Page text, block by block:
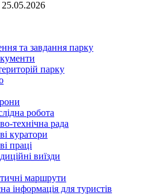
25.05.2026
та завдання парку
парку
робота
технічна рада
куратори
праці
виїзди
маршрути
інформація для туристів